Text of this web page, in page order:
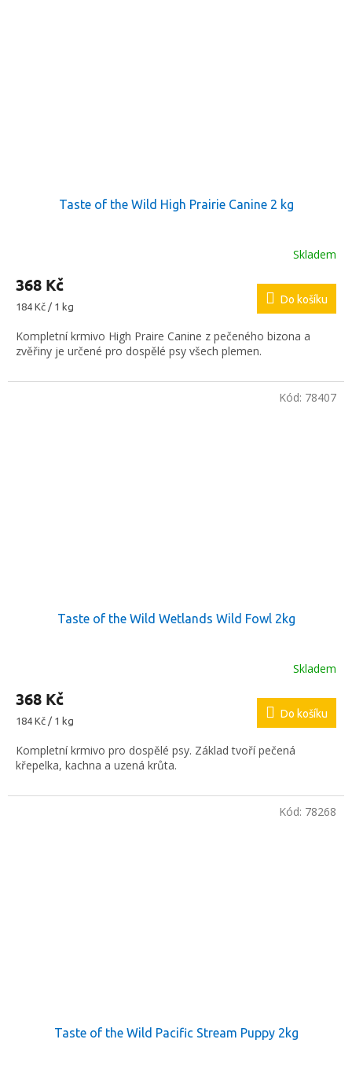
Taste of the Wild High Prairie Canine 2 kg
Skladem
368 Kč
Měrná
184 Kč / 1 kg
Do košíku
Kompletní krmivo High Praire Canine z pečeného bizona a
zvěřiny je určené pro dospělé psy všech plemen.
Taste of the Wild Wetlands Wild Fowl 2kg
Skladem
368 Kč
Měrná
184 Kč / 1 kg
Do košíku
Kompletní krmivo pro dospělé psy. Základ tvoří pečená
křepelka, kachna a uzená krůta.
Kód: 78407
Taste of the Wild Pacific Stream Puppy 2kg
Kód: 78268